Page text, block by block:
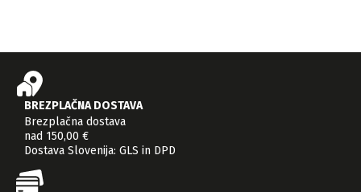
BREZPLAČNA DOSTAVA
Brezplačna dostava
nad 150,00 €
Dostava Slovenija: GLS in DPD